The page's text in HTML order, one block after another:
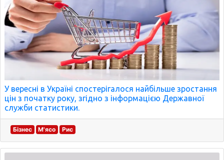
У вересні в Україні спостерігалося найбільше зростання
цін з початку року, згідно з інформацією Державної
служби статистики.
Бізнес М'ясо Рис